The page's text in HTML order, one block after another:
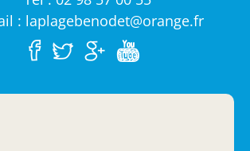
: laplagebenodet@orange.fr